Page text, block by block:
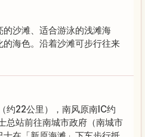
沙滩、适合游泳的浅滩海
海色。沿着沙滩可步行往来
约22公里），南风原南IC约
总站前往南城市政府（南城市